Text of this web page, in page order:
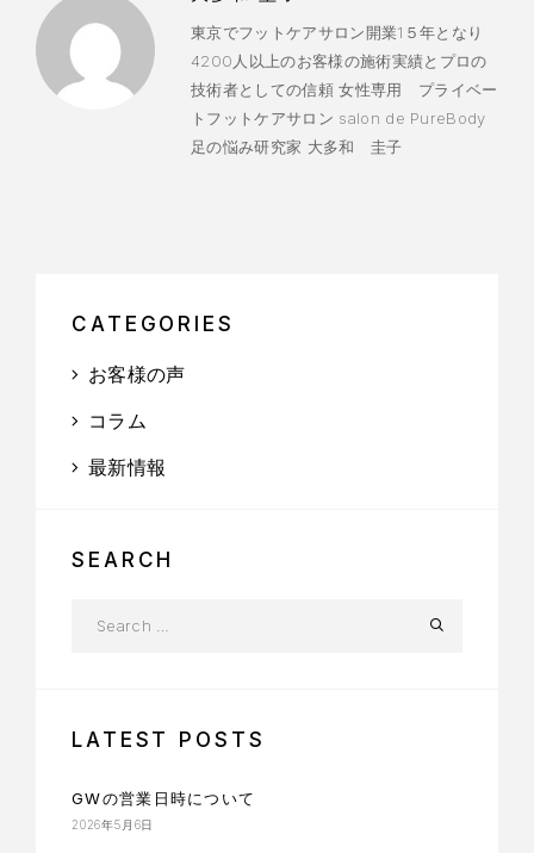
東京でフットケアサロン開業1５年となり
4200人以上のお客様の施術実績とプロの
技術者としての信頼 女性専用 プライベー
トフットケアサロン salon de PureBody
足の悩み研究家 大多和 圭子
CATEGORIES
お客様の声
コラム
最新情報
SEARCH
LATEST POSTS
GWの営業日時について
2026年5月6日